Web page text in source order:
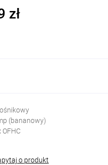
zł
(bananowy)
OFHC
o produkt